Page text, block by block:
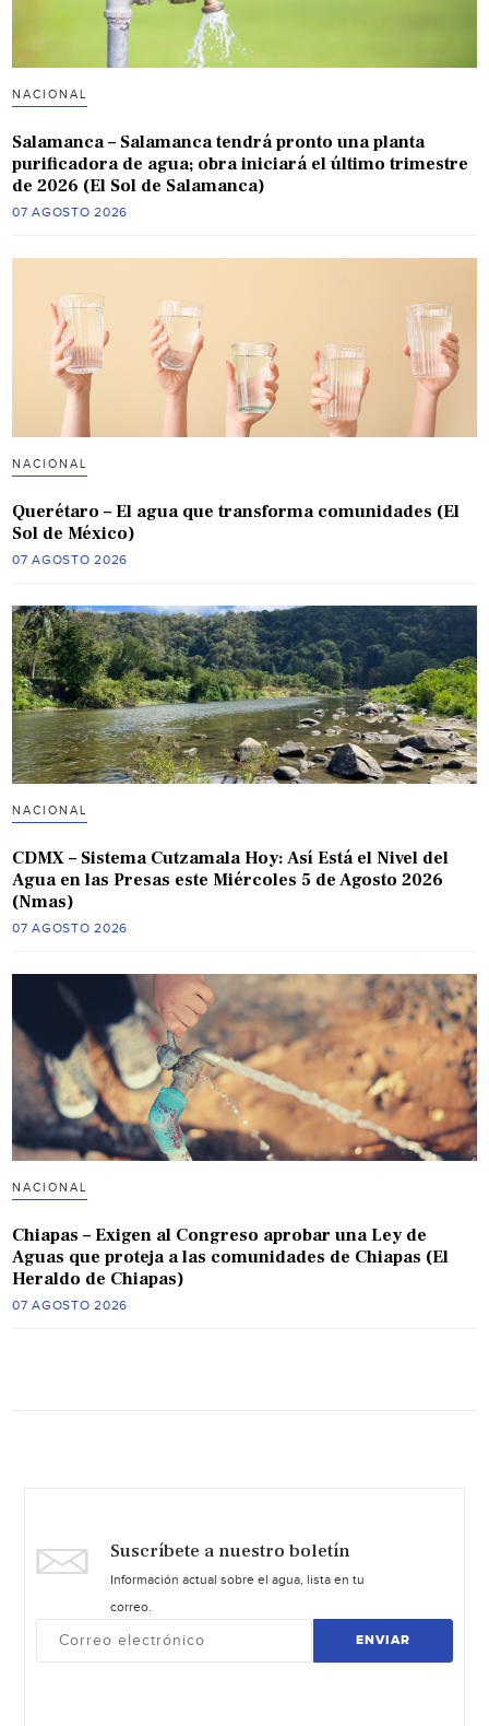
NACIONAL
Salamanca – Salamanca tendrá pronto una planta
purificadora de agua; obra iniciará el último trimestre
de 2026 (El Sol de Salamanca)
07 AGOSTO 2026
NACIONAL
Querétaro – El agua que transforma comunidades (El
Sol de México)
07 AGOSTO 2026
NACIONAL
CDMX – Sistema Cutzamala Hoy: Así Está el Nivel del
Agua en las Presas este Miércoles 5 de Agosto 2026
(Nmas)
07 AGOSTO 2026
NACIONAL
Chiapas – Exigen al Congreso aprobar una Ley de
Aguas que proteja a las comunidades de Chiapas (El
Heraldo de Chiapas)
07 AGOSTO 2026
Suscríbete a nuestro boletín
Información actual sobre el agua, lista en tu
correo.
ENVIAR